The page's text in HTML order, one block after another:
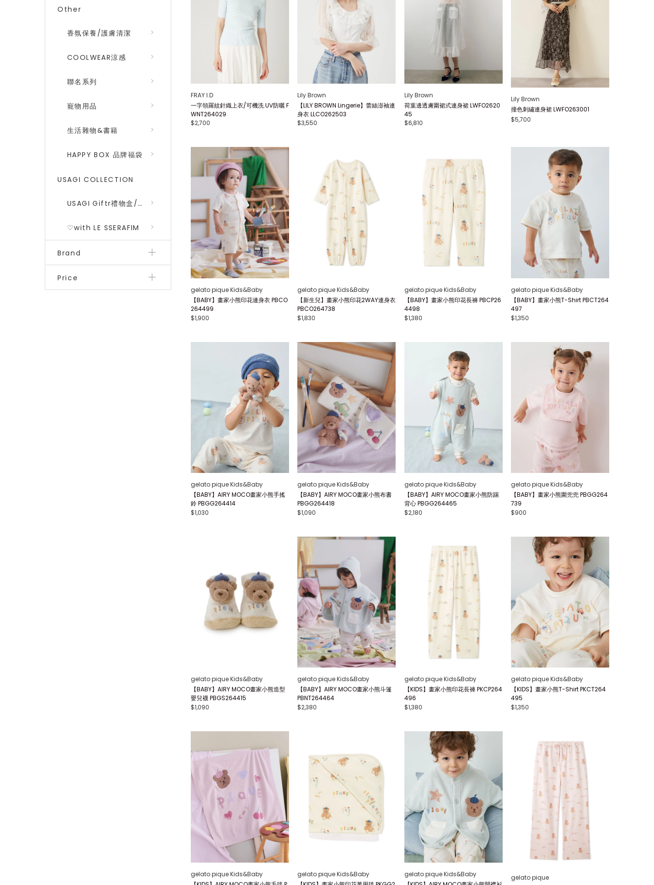
Other
香氛保養/護膚清潔
COOLWEAR涼感
聯名系列
寵物用品
生活雜物&書籍
HAPPY BOX 品牌福袋
USAGI COLLECTION
USAGI Giftr禮物盒/包裝盒
♡with LE SSERAFIM
Brand
Price
FRAY I.D
一字領羅紋針織上衣/可機洗.UV防曬 F
WNT264029
$2,700
Lily Brown
【LILY BROWN Lingerie】蕾絲澎袖連
身衣 LLCO262503
$3,550
Lily Brown
荷葉邊透膚圍裙式連身裙 LWFO2620
45
$6,810
Lily Brown
撞色刺繡連身裙 LWFO263001
$5,700
gelato pique Kids&Baby
【BABY】畫家小熊印花連身衣 PBCO
264499
$1,900
gelato pique Kids&Baby
【新生兒】畫家小熊印花2WAY連身衣
PBCO264738
$1,830
gelato pique Kids&Baby
【BABY】畫家小熊印花長褲 PBCP26
4498
$1,380
gelato pique Kids&Baby
【BABY】畫家小熊T-Shirt PBCT264
497
$1,350
gelato pique Kids&Baby
【BABY】AIRY MOCO畫家小熊手搖
鈴 PBGG264414
$1,030
gelato pique Kids&Baby
【BABY】AIRY MOCO畫家小熊布書
PBGG264418
$1,090
gelato pique Kids&Baby
【BABY】AIRY MOCO畫家小熊防踢
背心 PBGG264465
$2,180
gelato pique Kids&Baby
【BABY】畫家小熊圍兜兜 PBGG264
739
$900
gelato pique Kids&Baby
【BABY】AIRY MOCO畫家小熊造型
嬰兒襪 PBGS264415
$1,090
gelato pique Kids&Baby
【BABY】AIRY MOCO畫家小熊斗篷
PBNT264464
$2,380
gelato pique Kids&Baby
【KIDS】畫家小熊印花長褲 PKCP264
496
$1,380
gelato pique Kids&Baby
【KIDS】畫家小熊T-Shirt PKCT264
495
$1,350
gelato pique Kids&Baby
gelato pique Kids&Baby
gelato pique Kids&Baby
gelato pique